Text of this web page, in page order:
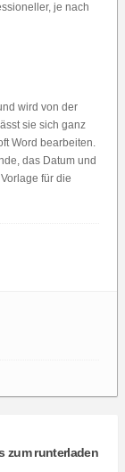
je nach
wird von der
sie sich ganz
Word bearbeiten.
das Datum und
für die
zum runterladen